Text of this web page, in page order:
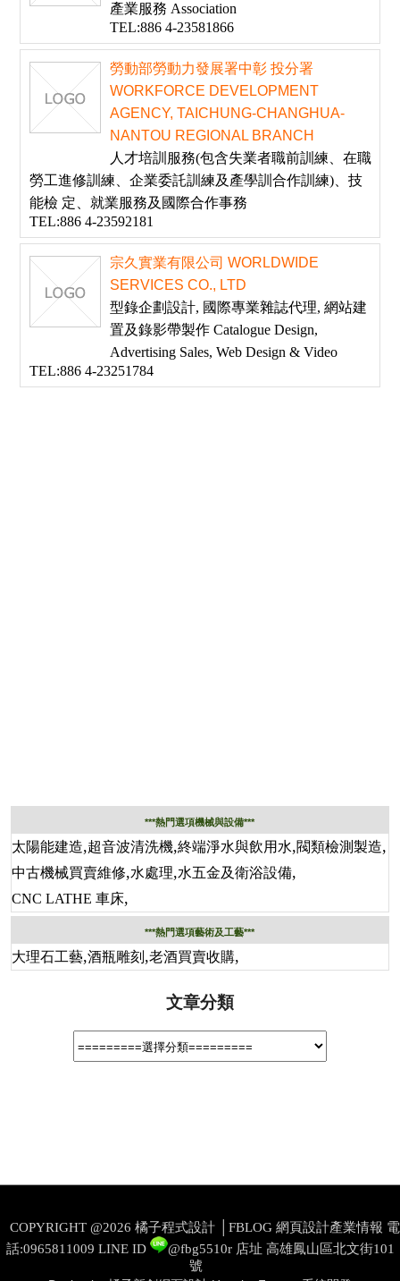
產業服務 Association
TEL:886 4-23581866
勞動部勞動力發展署中彰 投分署
WORKFORCE DEVELOPMENT
AGENCY, TAICHUNG-CHANGHUA-
NANTOU REGIONAL BRANCH
人才培訓服務(包含失業者職前訓練、在職
勞工進修訓練、企業委託訓練及產學訓合作訓練)、技
能檢 定、就業服務及國際合作事務
TEL:886 4-23592181
宗久實業有限公司 WORLDWIDE
SERVICES CO., LTD
型錄企劃設計, 國際專業雜誌代理, 網站建
置及錄影帶製作 Catalogue Design,
Advertising Sales, Web Design & Video
TEL:886 4-23251784
***熱門選項機械與設備***
太陽能建造,超音波清洗機,終端淨水與飲用水,閥類檢測製造,
中古機械買賣維修,水處理,水五金及衛浴設備,
CNC LATHE 車床,
***熱門選項藝術及工藝***
大理石工藝,酒瓶雕刻 ,老酒買賣收購,
文章分類
COPYRIGHT @2026 橘子程式設計 │FBLOG 網頁設計產業情報 電
話:0965811009 LINE ID @fbg5510r 店址 高雄鳳山區北文街101
號